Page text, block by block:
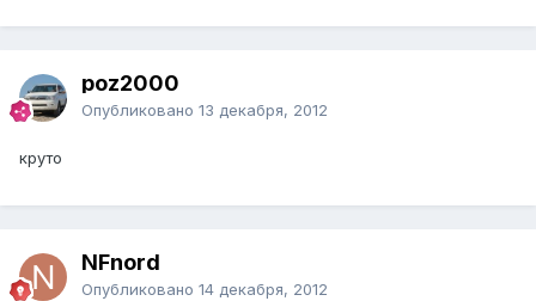
poz2000
Опубликовано 13 декабря, 2012
круто
NFnord
Опубликовано 14 декабря, 2012